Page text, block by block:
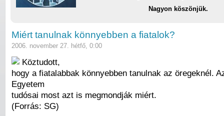
Nagyon köszönjük.
Miért tanulnak könnyebben a fiatalok?
2006. november 27. hétfő, 0:00
Köztudott,
hogy a fiatalabbak könnyebben tanulnak az öregeknél.
Egyetem
tudósai most azt is megmondják miért.
(Forrás: SG)